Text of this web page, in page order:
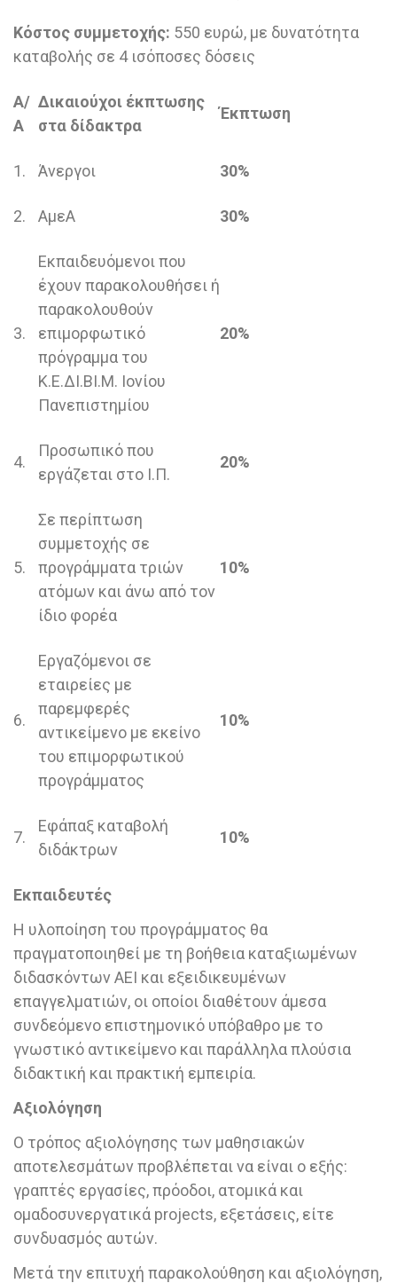
Κόστος συμμετοχής: 550 ευρώ, με δυνατότητα
καταβολής σε 4 ισόποσες δόσεις
Α/
Α
Δικαιούχοι έκπτωσης
στα δίδακτρα
Έκπτωση
1. Άνεργοι 30%
2. ΑμεΑ 30%
3.
Εκπαιδευόμενοι που
έχουν παρακολουθήσει ή
παρακολουθούν
επιμορφωτικό
πρόγραμμα του
Κ.Ε.ΔΙ.ΒΙ.Μ. Ιονίου
Πανεπιστημίου
20%
4.
Προσωπικό που
εργάζεται στο Ι.Π.
20%
5.
Σε περίπτωση
συμμετοχής σε
προγράμματα τριών
ατόμων και άνω από τον
ίδιο φορέα
10%
6.
Εργαζόμενοι σε
εταιρείες με
παρεμφερές
αντικείμενο με εκείνο
του επιμορφωτικού
προγράμματος
10%
7.
Εφάπαξ καταβολή
διδάκτρων
10%
Εκπαιδευτές
Η υλοποίηση του προγράμματος θα
πραγματοποιηθεί με τη βοήθεια καταξιωμένων
διδασκόντων ΑΕΙ και εξειδικευμένων
επαγγελματιών, οι οποίοι διαθέτουν άμεσα
συνδεόμενο επιστημονικό υπόβαθρο με το
γνωστικό αντικείμενο και παράλληλα πλούσια
διδακτική και πρακτική εμπειρία.
Αξιολόγηση
Ο τρόπος αξιολόγησης των μαθησιακών
αποτελεσμάτων προβλέπεται να είναι ο εξής:
γραπτές εργασίες, πρόοδοι, ατομικά και
ομαδοσυνεργατικά projects, εξετάσεις, είτε
συνδυασμός αυτών.
Μετά την επιτυχή παρακολούθηση και αξιολόγηση,